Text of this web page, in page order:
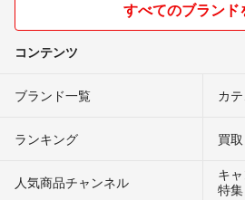
すべてのブランド
コンテンツ
ブランド一覧 カ
ランキング 買
人気商品チャンネル
キ
特集